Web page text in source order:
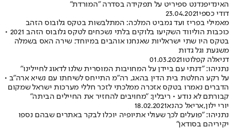
האינדיפנדנט ספיריט על תפקידה בסדרה "המורדת"
דודי כספי23.04.2021
מאמילי בפריז ועד גמביט המלכה: המתלבשות בטקס גלובוס הזהב
כוכבות הוליווד השקיעו בלוקים בלתי נשכחים לטקס גלובוס הזהב 2021 •
בטקס היו שתי ישראליות שאנחנו אוהבים במיוחד: שירה האס בשמלה
משגעת וגל גדות
דניאלה קפלוטו01.03.2021
נתניהו: "דנתי עם ביידן על המחויבות המוסרית שלנו לדאוג לחיילינו"
על רקע החלטת בית הדין בהאג, רה"מ התייחס לשיחתו עם נשיא ארה"ב •
הדברים נאמרו בטקס אזכרה ממלכתי לזכר חללי מערכות ישראל שמקום
קבורתם לא נודע • ריבלין: "מחויבים להחזיר את החיילים הביתה"
יורי ילון,אריאל כהנא18.02.2021
נתניהו: "פועלים לכך שעולי אתיופיה יוכלו לבקר באתרים שבהם נספו
יקיריהם בסודאן"